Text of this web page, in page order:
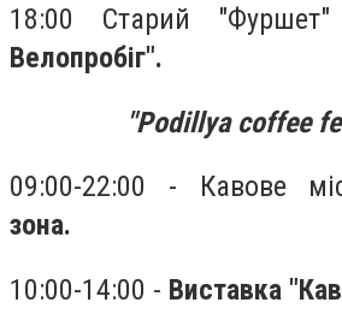
18:00 Старий
Велопробіг".
"Podillya coffee
09:00-22:00 - Кавове
зона.
10:00-14:00 - Виставка